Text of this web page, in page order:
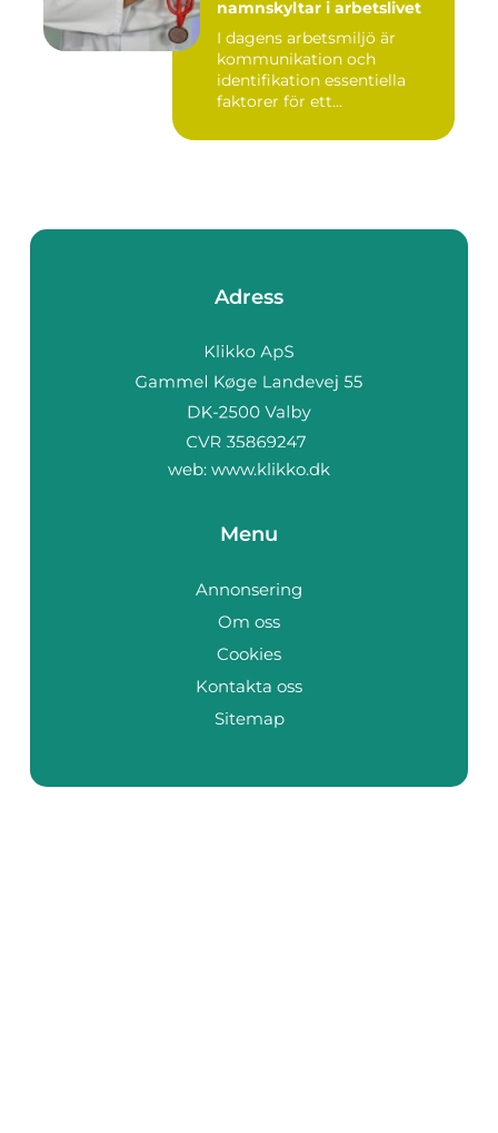
namnskyltar i arbetslivet
I dagens arbetsmiljö är
kommunikation och
identifikation essentiella
faktorer för ett...
Adress
web: www.klikko.dk
Menu
Annonsering
Om oss
Cookies
Kontakta oss
Sitemap